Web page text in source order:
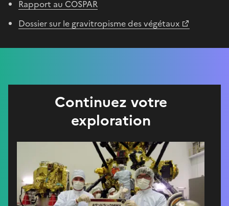
Rapport au COSPAR
Dossier sur le gravitropisme des végétaux
Continuez votre
exploration